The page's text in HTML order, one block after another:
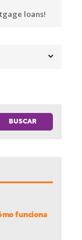
loans!
funciona